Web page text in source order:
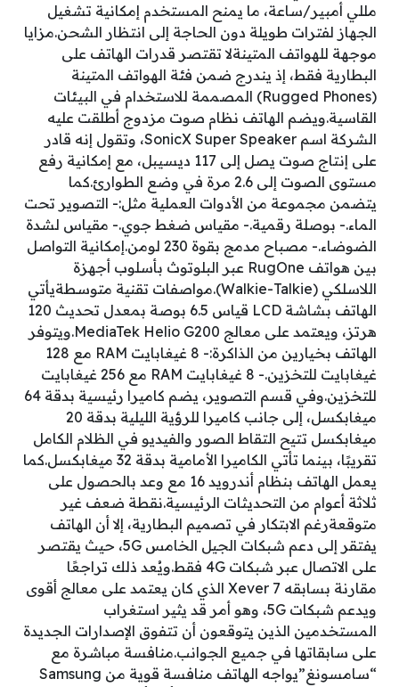
مللي أمبير/ساعة، ما يمنح المستخدم إمكانية تشغيل
الجهاز لفترات طويلة دون الحاجة إلى انتظار الشحن.مزايا
موجهة للهواتف المتينةلا تقتصر قدرات الهاتف على
البطارية فقط، إذ يندرج ضمن فئة الهواتف المتينة
(Rugged Phones) المصممة للاستخدام في البيئات
القاسية.ويضم الهاتف نظام صوت مزدوج أطلقت عليه
الشركة اسم SonicX Super Speaker، وتقول إنه قادر
على إنتاج صوت يصل إلى 117 ديسيبل، مع إمكانية رفع
مستوى الصوت إلى 2.6 مرة في وضع الطوارئ.كما
يتضمن مجموعة من الأدوات العملية مثل:- التصوير تحت
الماء.- بوصلة رقمية.- مقياس ضغط جوي.- مقياس لشدة
الضوضاء.- مصباح مدمج بقوة 230 لومن.إمكانية التواصل
بين هواتف RugOne عبر البلوتوث بأسلوب أجهزة
اللاسلكي (Walkie-Talkie).مواصفات تقنية متوسطةيأتي
الهاتف بشاشة LCD قياس 6.5 بوصة بمعدل تحديث 120
هرتز، ويعتمد على معالج MediaTek Helio G200.ويتوفر
الهاتف بخيارين من الذاكرة:- 8 غيغابايت RAM مع 128
غيغابايت للتخزين.- 8 غيغابايت RAM مع 256 غيغابايت
للتخزين.وفي قسم التصوير، يضم كاميرا رئيسية بدقة 64
ميغابكسل، إلى جانب كاميرا للرؤية الليلية بدقة 20
ميغابكسل تتيح التقاط الصور والفيديو في الظلام الكامل
تقريبًا، بينما تأتي الكاميرا الأمامية بدقة 32 ميغابكسل.كما
يعمل الهاتف بنظام أندرويد 16 مع وعد بالحصول على
ثلاثة أعوام من التحديثات الرئيسية.نقطة ضعف غير
متوقعةرغم الابتكار في تصميم البطارية، إلا أن الهاتف
يفتقر إلى دعم شبكات الجيل الخامس 5G، حيث يقتصر
على الاتصال عبر شبكات 4G فقط.ويُعد ذلك تراجعًا
مقارنة بسابقه Xever 7 الذي كان يعتمد على معالج أقوى
ويدعم شبكات 5G، وهو أمر قد يثير استغراب
المستخدمين الذين يتوقعون أن تتفوق الإصدارات الجديدة
على سابقاتها في جميع الجوانب.منافسة مباشرة مع
“سامسونغ”يواجه الهاتف منافسة قوية من Samsung